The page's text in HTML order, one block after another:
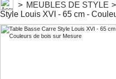
> MEUBLES DE STYLE >
Style Louis XVI - 65 cm -